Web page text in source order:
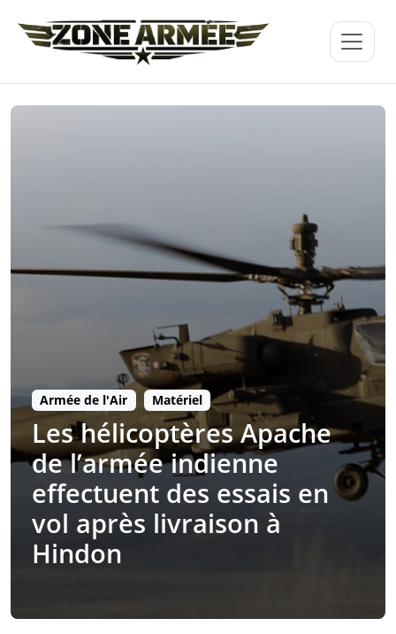
Armée de l'Air Matériel
Les hélicoptères Apache
de l’armée indienne
effectuent des essais en
vol après livraison à
Hindon